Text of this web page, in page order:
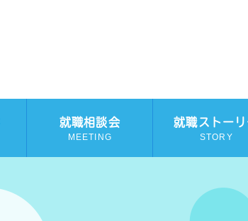
就職相談会
MEETING
就職ストー
STORY